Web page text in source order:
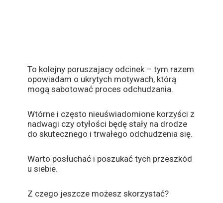
To kolejny poruszajacy odcinek – tym razem
opowiadam o ukrytych motywach, którą
mogą sabotować proces odchudzania.
Wtórne i często nieuświadomione korzyści z
nadwagi czy otyłości będę stały na drodze
do skutecznego i trwałego odchudzenia się.
Warto posłuchać i poszukać tych przeszkód
u siebie.
Z czego jeszcze możesz skorzystać?